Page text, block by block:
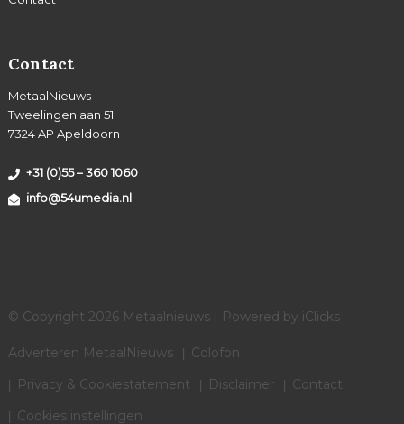
Contact
MetaalNieuws
Tweelingenlaan 51
7324 AP Apeldoorn
+31 (0)55 – 360 1060
info@54umedia.nl
© Copyright 2026 Metaalnieuws | Powered by iClicks
Adverteren MetaalNieuws
Colofon
Privacy & Cookiestatement
Disclaimer
Contact
Cookies instellingen